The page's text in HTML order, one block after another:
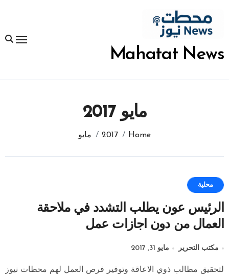
المحتوى
Mahatat News
مايو 2017
Home
2017 مايو
محلية
الرئيس عون يطلب التشدد في ملاحقة
العمال من دون اجازات عمل
مكتب التحرير مايو 31, 2017
لتحقيق مطالب ذوي الاعاقة وتوفير فرص العمل لهم محطات نيوز